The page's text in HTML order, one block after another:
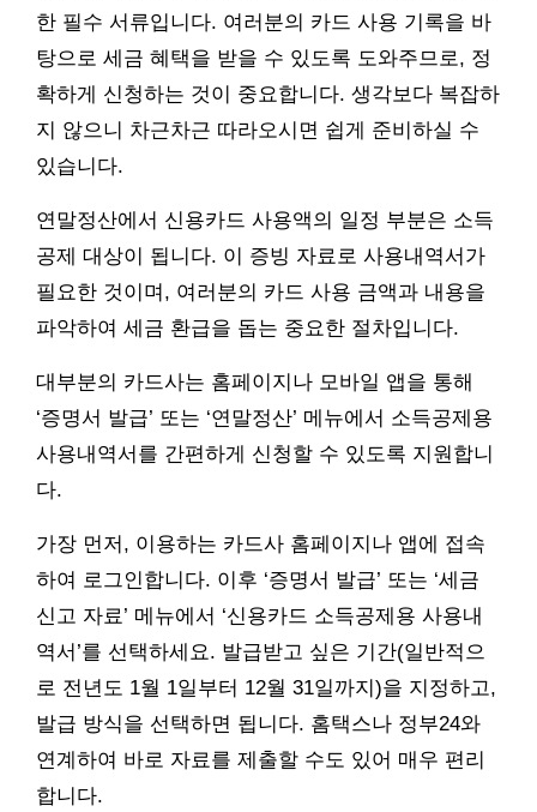
한 필수 서류입니다. 여러분의 카드 사용 기록을 바
탕으로 세금 혜택을 받을 수 있도록 도와주므로, 정
확하게 신청하는 것이 중요합니다. 생각보다 복잡하
지 않으니 차근차근 따라오시면 쉽게 준비하실 수
있습니다.
연말정산에서 신용카드 사용액의 일정 부분은 소득
공제 대상이 됩니다. 이 증빙 자료로 사용내역서가
필요한 것이며, 여러분의 카드 사용 금액과 내용을
파악하여 세금 환급을 돕는 중요한 절차입니다.
대부분의 카드사는 홈페이지나 모바일 앱을 통해
‘증명서 발급’ 또는 ‘연말정산’ 메뉴에서 소득공제용
사용내역서를 간편하게 신청할 수 있도록 지원합니
다.
가장 먼저, 이용하는 카드사 홈페이지나 앱에 접속
하여 로그인합니다. 이후 ‘증명서 발급’ 또는 ‘세금
신고 자료’ 메뉴에서 ‘신용카드 소득공제용 사용내
역서’를 선택하세요. 발급받고 싶은 기간(일반적으
로 전년도 1월 1일부터 12월 31일까지)을 지정하고,
발급 방식을 선택하면 됩니다. 홈택스나 정부24와
연계하여 바로 자료를 제출할 수도 있어 매우 편리
합니다.